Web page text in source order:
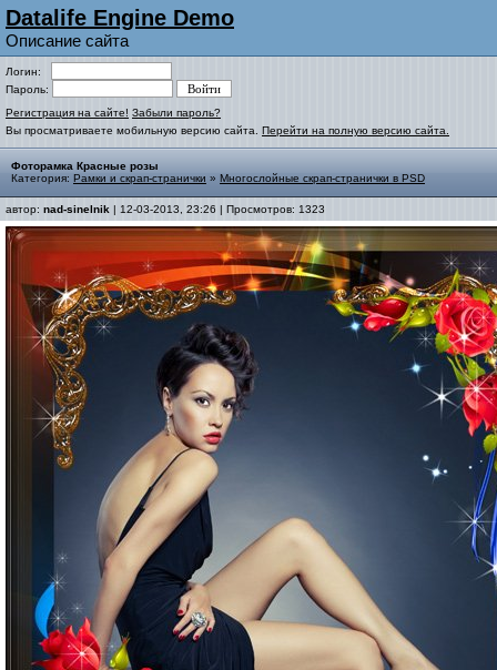
Datalife Engine Demo
Описание сайта
Логин:
Пароль:
Регистрация на сайте! Забыли пароль?
Вы просматриваете мобильную версию сайта. Перейти на полную версию сайта.
Фоторамка Красные розы
Категория: Рамки и скрап-странички » Многослойные скрап-странички в PSD
автор: nad-sinelnik | 12-03-2013, 23:26 | Просмотров: 1323